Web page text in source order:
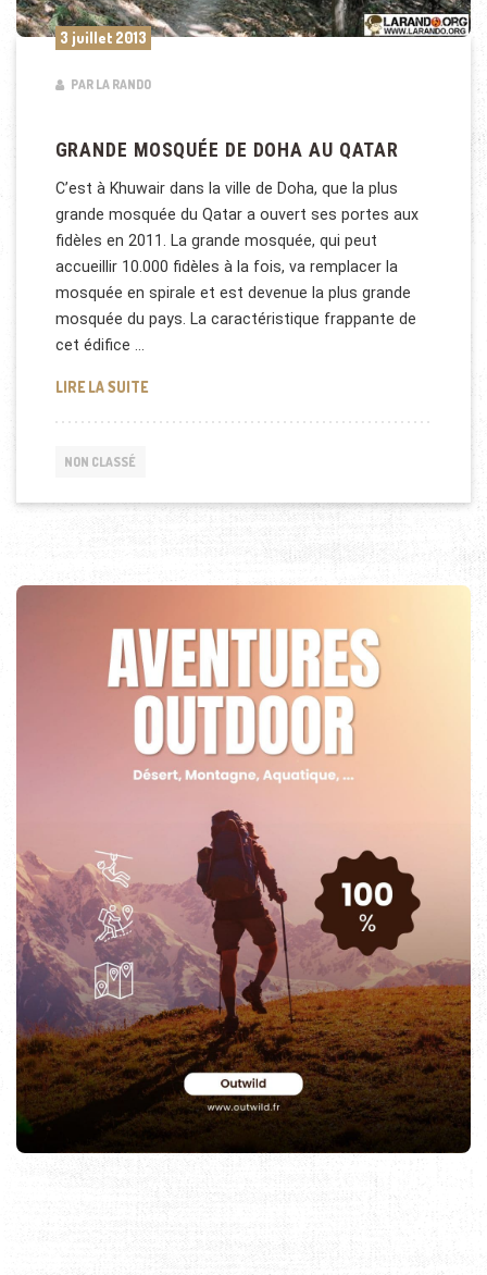
3 juillet 2013
PAR LA RANDO
GRANDE MOSQUÉE DE DOHA AU QATAR
C’est à Khuwair dans la ville de Doha, que la plus
grande mosquée du Qatar a ouvert ses portes aux
fidèles en 2011. La grande mosquée, qui peut
accueillir 10.000 fidèles à la fois, va remplacer la
mosquée en spirale et est devenue la plus grande
mosquée du pays. La caractéristique frappante de
cet édifice …
LIRE LA SUITEGRANDE MOSQUÉE DE DOHA AU QATAR
NON CLASSÉ